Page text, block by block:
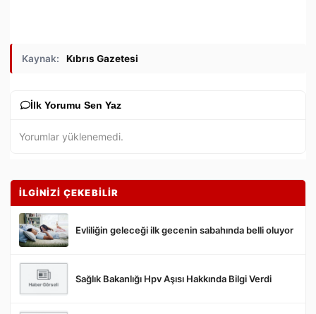
Kaynak: Kıbrıs Gazetesi
İlk Yorumu Sen Yaz
Gönder
Yorumlar yüklenemedi.
İLGİNİZİ ÇEKEBİLİR
Evliliğin geleceği ilk gecenin sabahında belli oluyor
Sağlık Bakanlığı Hpv Aşısı Hakkında Bilgi Verdi